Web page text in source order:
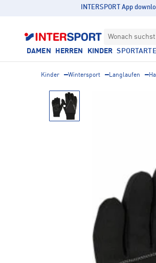
INTERSPORT App
Wonach
DAMEN HERREN KINDER
Kinder Wintersport Langlaufen